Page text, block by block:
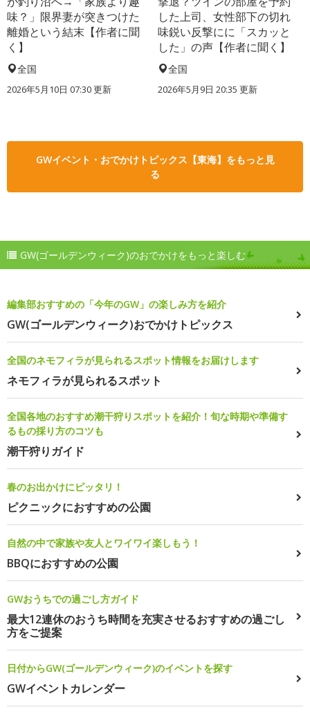
味？」限界妻が突きつけた
離婚という結末【作者に聞
く】
全国
2026年5月10日 07:30 更新
した上司、女性部下の切れ
味鋭い反撃にに「スカッと
した」の声【作者に聞く】
全国
2026年5月9日 20:35 更新
GWイベント・おでかけトピックス【東海】をもっと見
る
GW(ゴールデンウィーク)のおでかけをもっと楽しむ
編集部おすすめの「今年のGW」の楽しみ方を紹介
GW(ゴールデンウィーク)おでかけトピックス
全国のネモフィラが見られるスポット情報をお届けします
ネモフィラが見られるスポット
全国各地のおすすめ潮干狩りスポットを紹介！旬な時期や準備す
るもの採り方のコツも
潮干狩りガイド
春のお出かけにピッタリ！
ピクニックにおすすめの公園
自然の中で家族や友人とワイワイ楽しもう！
BBQにおすすめの公園
GWおうちでの過ごし方ガイド
最大12連休のおうち時間を充実させるおすすめの過ごし
方をご提案
日付からGW(ゴールデンウィーク)のイベントを探す
GWイベントカレンダー